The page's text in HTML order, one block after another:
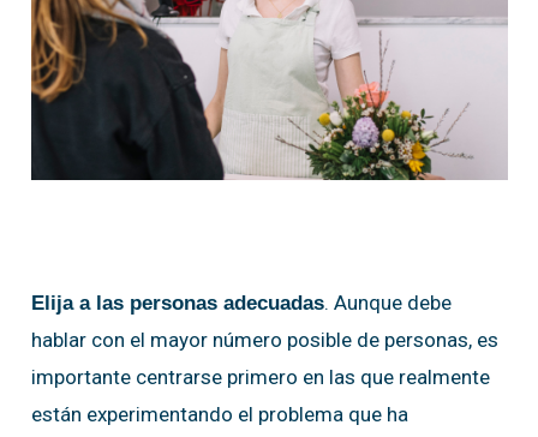
Elija a las personas adecuadas. Aunque debe
hablar con el mayor número posible de personas, es
importante centrarse primero en las que realmente
están experimentando el problema que ha